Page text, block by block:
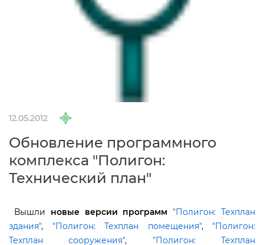
12.05.2012
Обновление программного
комплекса "Полигон:
Технический план"
ышли новые версии программ "Полигон: Техплан
здания", "Полигон: Техплан помещения", "Полигон:
Техплан сооружения", "Полигон: Техплан